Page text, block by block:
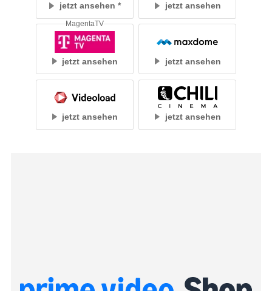
jetzt ansehen jetzt ansehen
jetzt ansehen
MagentaTV
jetzt ansehen
jetzt ansehen jetzt ansehen